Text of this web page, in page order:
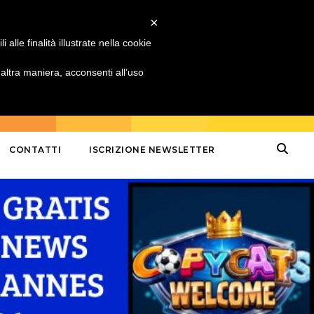
CONTATTI ISCRIZIONE NEWSLETTER
×
alle finalità illustrate nella cookie
maniera, acconsenti all’uso